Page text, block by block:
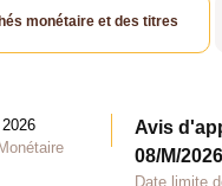
monétaire et des titres
Avis
08/M/
Date limite